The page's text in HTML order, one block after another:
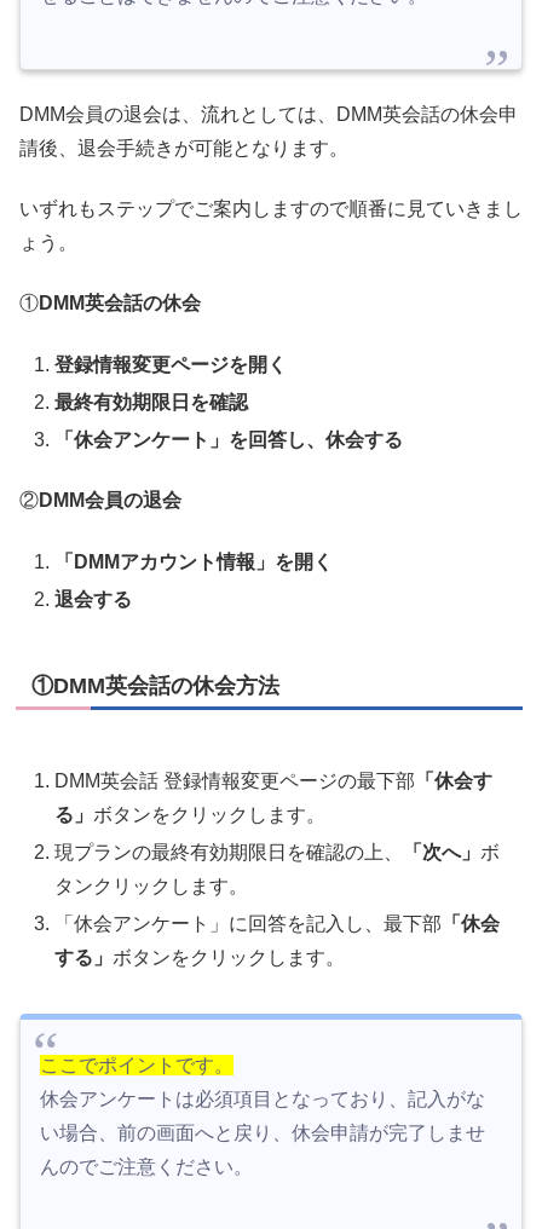
DMM会員の退会は、流れとしては、DMM英会話の休会申
請後、退会手続きが可能となります。
いずれもステップでご案内しますので順番に見ていきまし
ょう。
①DMM英会話の休会
登録情報変更ページを開く
最終有効期限日を確認
「休会アンケート」を回答し、休会する
②DMM会員の退会
「DMMアカウント情報」を開く
退会する
①DMM英会話の休会方法
DMM英会話 登録情報変更ページの最下部 「休会す
る」 ボタンをクリックします。
現プランの最終有効期限日を確認の上、
「次へ」 ボ
タンクリックします。
「休会アンケート」に回答を記入し、最下部 「休会
する」ボタンをクリックします。
ここでポイントです。
休会アンケートは必須項目となっており、記入がな
い場合、前の画面へと戻り、休会申請が完了しませ
んのでご注意ください。